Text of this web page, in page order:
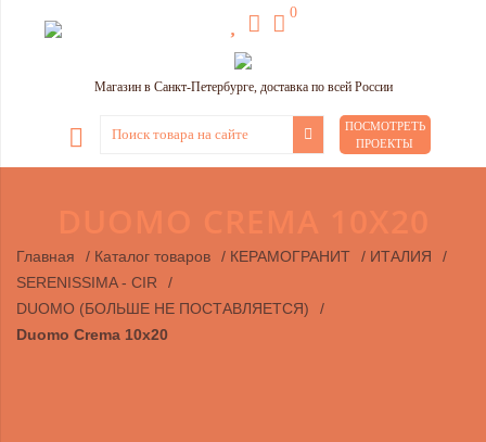
0
Магазин в Санкт-Петербурге, доставка по всей России
ПОСМОТРЕТЬ
ПРОЕКТЫ
Главная / Каталог товаров / КЕРАМОГРАНИТ / ИТАЛИЯ
/
SERENISSIMA - CIR
/
DUOMO (БОЛЬШЕ НЕ ПОСТАВЛЯЕТСЯ)
/
Duomo Crema 10x20